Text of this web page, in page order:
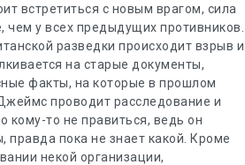
встретиться с новым врагом, сила
чем у всех предыдущих противников.
разведки происходит взрыв и
на старые документы,
факты, на которые в прошлом
проводит расследование и
кому-то не правиться, ведь он
правда пока не знает какой. Кроме
некой организации,